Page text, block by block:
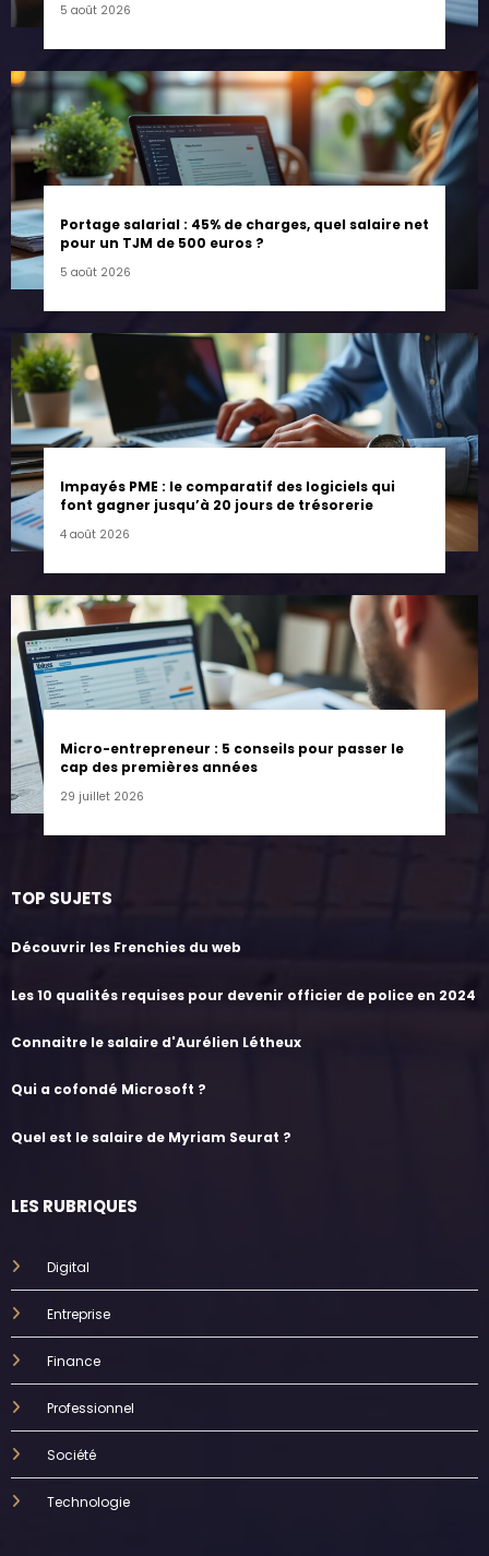
5 août 2026
Portage salarial : 45% de charges, quel salaire net
pour un TJM de 500 euros ?
5 août 2026
Impayés PME : le comparatif des logiciels qui
font gagner jusqu’à 20 jours de trésorerie
4 août 2026
Micro-entrepreneur : 5 conseils pour passer le
cap des premières années
29 juillet 2026
TOP SUJETS
Découvrir les Frenchies du web
Les 10 qualités requises pour devenir officier de police en 2024
Connaitre le salaire d'Aurélien Létheux
Qui a cofondé Microsoft ?
Quel est le salaire de Myriam Seurat ?
LES RUBRIQUES
Digital
Entreprise
Finance
Professionnel
Société
Technologie